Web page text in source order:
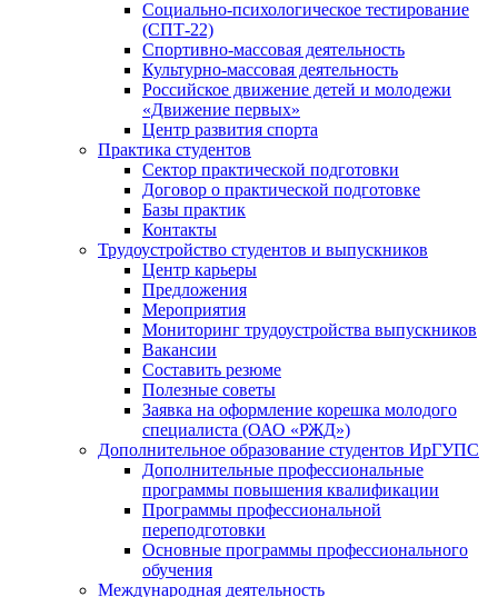
Социально-психологическое тестирование
(СПТ-22)
Спортивно-массовая деятельность
Культурно-массовая деятельность
Российское движение детей и молодежи
«Движение первых»
Центр развития спорта
Практика студентов
Сектор практической подготовки
Договор о практической подготовке
Базы практик
Контакты
Трудоустройство студентов и выпускников
Центр карьеры
Предложения
Мероприятия
Мониторинг трудоустройства выпускников
Вакансии
Составить резюме
Полезные советы
Заявка на оформление корешка молодого
специалиста (ОАО «РЖД»)
Дополнительное образование студентов ИрГУПС
Дополнительные профессиональные
программы повышения квалификации
Программы профессиональной
переподготовки
Основные программы профессионального
обучения
Международная деятельность